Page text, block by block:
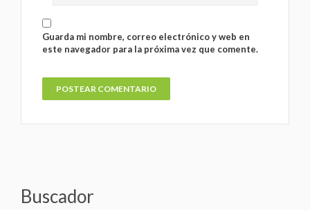
Guarda mi nombre, correo electrónico y web en
este navegador para la próxima vez que comente.
Buscador